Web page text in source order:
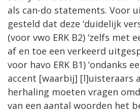
als can-do statements. Voor
gesteld dat deze ‘duidelijk
(voor vwo ERK B2) ‘zelfs met
af en toe een verkeerd
voor havo ERK B1) ‘ondanks
accent [waarbij] [l]uisteraars
herhaling moeten vragen
van een aantal woorden het